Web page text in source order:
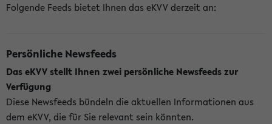
Folgende Feeds bietet Ihnen das eKVV derzeit an:
Persönliche Newsfeeds
Das eKVV stellt Ihnen zwei persönliche Newsfeeds zur
Verfügung
Diese Newsfeeds bündeln die aktuellen Informationen aus
dem eKVV, die für Sie relevant sein könnten.